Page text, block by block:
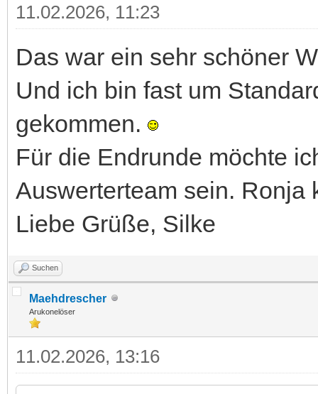
11.02.2026, 11:23
Das war ein sehr schöner
Und ich bin fast um
gekommen.
Für die Endrunde möchte
Auswerterteam sein. Ronja
Liebe Grüße, Silke
Suchen
Maehdrescher
Arukonelöser
11.02.2026, 13:16